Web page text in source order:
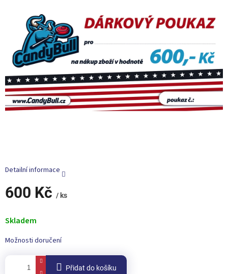
600 Kč / ks
cena:
Skladem
Možnosti doručení
Přidat do košíku
Detailní informace